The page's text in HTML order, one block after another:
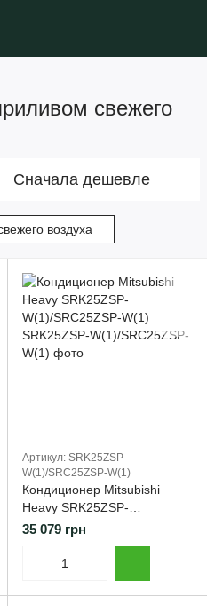
свежего
Сначала дешевле
воздуха
Артикул: SRK25ZSP-
W(1)/SRC25ZSP-W(1)
Кондиционер Mitsubishi
Heavy SRK25ZSP-
W(1)/SRC25ZSP-W(1)
35 079 грн